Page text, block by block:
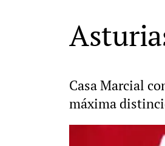
Casa Marcial
máxima